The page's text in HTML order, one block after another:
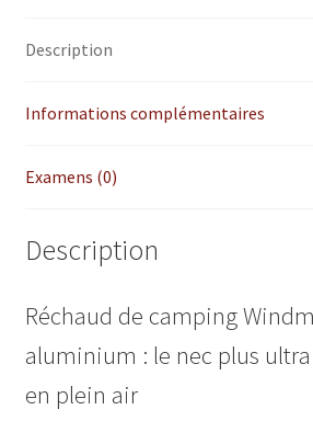
Description
Informations complémentaires
Examens (0)
Description
Réchaud de camping
aluminium : le nec plus
en plein air